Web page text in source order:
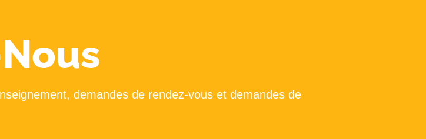
demandes de rendez-vous et demandes de